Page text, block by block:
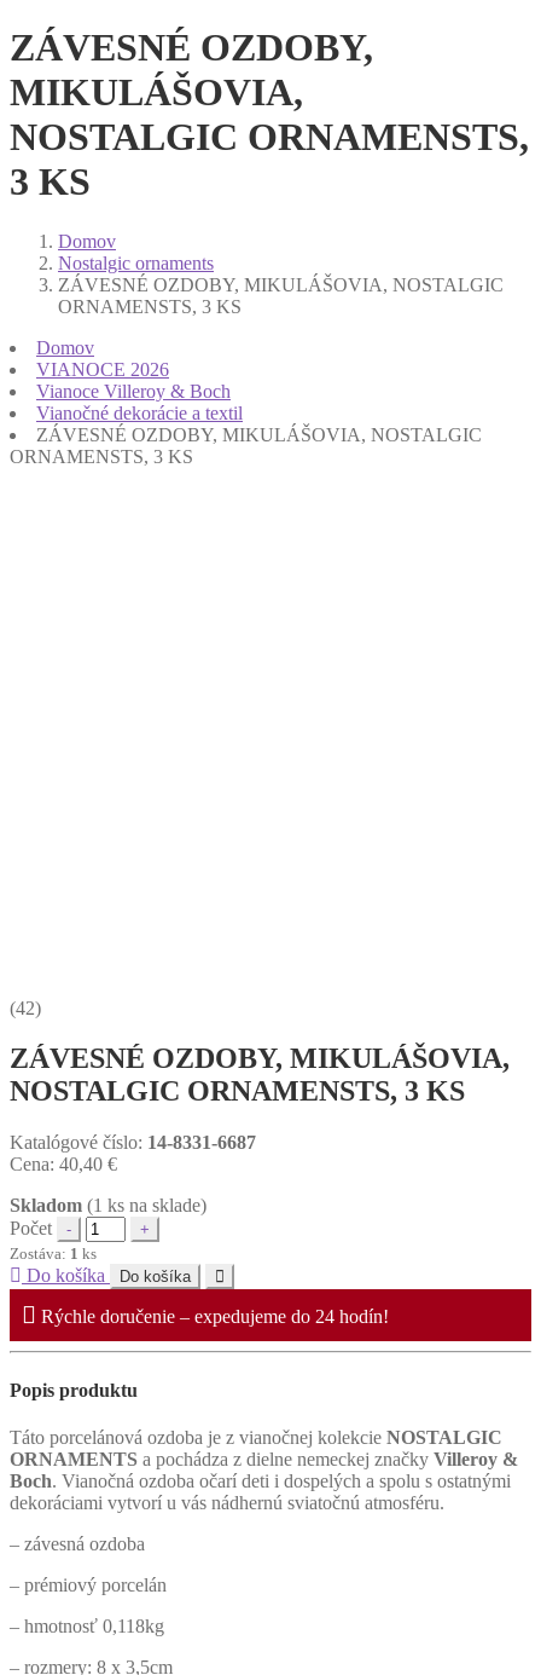
ZÁVESNÉ OZDOBY,
MIKULÁŠOVIA,
NOSTALGIC ORNAMENSTS,
3 KS
Domov
Nostalgic ornaments
ZÁVESNÉ OZDOBY, MIKULÁŠOVIA, NOSTALGIC
ORNAMENSTS, 3 KS
Domov
VIANOCE 2026
Vianoce Villeroy & Boch
Vianočné dekorácie a textil
ZÁVESNÉ OZDOBY, MIKULÁŠOVIA, NOSTALGIC
ORNAMENSTS, 3 KS
(42)
ZÁVESNÉ OZDOBY, MIKULÁŠOVIA,
NOSTALGIC ORNAMENSTS, 3 KS
Katalógové číslo: 14-8331-6687
Cena: 40,40 €
Skladom (1 ks na sklade)
Počet
Zostáva: 1 ks
Do košíka Do košíka
Rýchle doručenie – expedujeme do 24 hodín!
Popis produktu
Táto porcelánová ozdoba je z vianočnej kolekcie NOSTALGIC
ORNAMENTS a pochádza z dielne nemeckej značky Villeroy &
Boch. Vianočná ozdoba očarí deti i dospelých a spolu s ostatnými
dekoráciami vytvorí u vás nádhernú sviatočnú atmosféru.
– závesná ozdoba
– prémiový porcelán
– hmotnosť 0,118kg
– rozmery: 8 x 3,5cm